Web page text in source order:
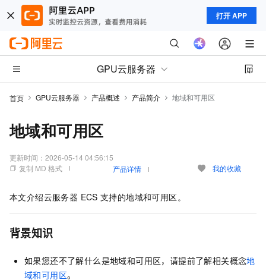
打开 APP
GPU云服务器
首页 GPU云服务器 产品概述 产品简介 地域和可用区
地域和可用区
更新时间： 2026-05-14 04:56:15
复制 MD 格式
产品详情 我的收藏
本文介绍云服务器 ECS 支持的地域和可用区。
背景知识
如果您还不了解什么是地域和可用区，请提前了解相关概念地
域和可用区。